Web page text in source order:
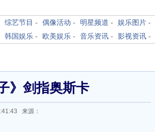
综艺节目 - 偶像活动 - 明星频道 - 娱乐图片 -
韩国娱乐 - 欧美娱乐 - 音乐资讯 - 影视资讯 -
》剑指奥斯卡
来源：